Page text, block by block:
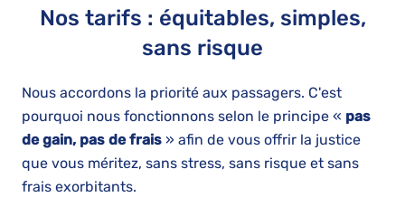
Nos tarifs : équitables, simples,
sans risque
Nous accordons la priorité aux passagers. C'est
pourquoi nous fonctionnons selon le principe « pas
de gain, pas de frais » afin de vous offrir la justice
que vous méritez, sans stress, sans risque et sans
frais exorbitants.